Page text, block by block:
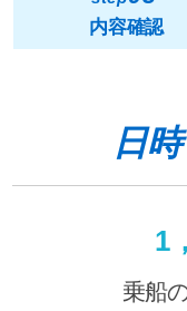
内容確認
日
1
乗船